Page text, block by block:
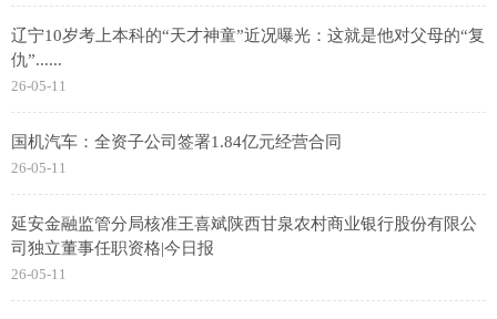
辽宁10岁考上本科的“天才神童”近况曝光：这就是他对父母的“复
仇”......
26-05-11
国机汽车：全资子公司签署1.84亿元经营合同
26-05-11
延安金融监管分局核准王喜斌陕西甘泉农村商业银行股份有限公
司独立董事任职资格|今日报
26-05-11